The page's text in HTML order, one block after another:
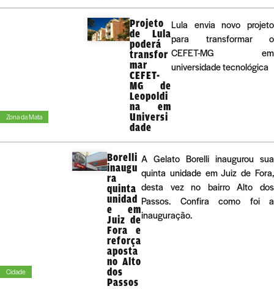
Zona da Mata
Projeto
de Lula
poderá
transfor
mar
CEFET-
MG de
Leopoldi
na em
Universi
dade
Lula envia novo projeto
para transformar o
CEFET-MG em
universidade tecnológica
Cidade
Borelli
inaugu
ra
quinta
unidad
e em
Juiz de
Fora e
reforça
aposta
no Alto
dos
Passos
A Gelato Borelli inaugurou sua
quinta unidade em Juiz de Fora,
desta vez no bairro Alto dos
Passos. Confira como foi a
inauguração.